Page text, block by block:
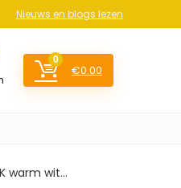
Nieuws en blogs lezen
0
€0.00
warm wit…